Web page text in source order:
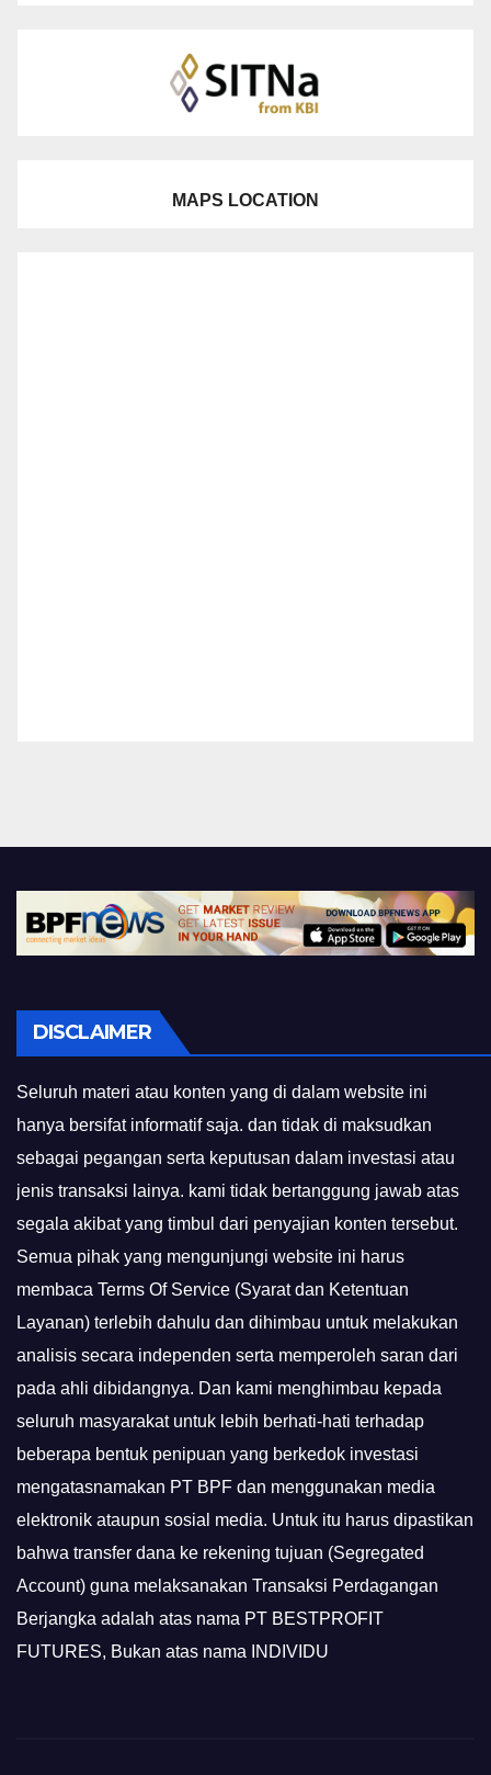
MAPS LOCATION
DISCLAIMER
Seluruh materi atau konten yang di dalam website ini
hanya bersifat informatif saja. dan tidak di maksudkan
sebagai pegangan serta keputusan dalam investasi atau
jenis transaksi lainya. kami tidak bertanggung jawab atas
segala akibat yang timbul dari penyajian konten tersebut.
Semua pihak yang mengunjungi website ini harus
membaca Terms Of Service (Syarat dan Ketentuan
Layanan) terlebih dahulu dan dihimbau untuk melakukan
analisis secara independen serta memperoleh saran dari
pada ahli dibidangnya. Dan kami menghimbau kepada
seluruh masyarakat untuk lebih berhati-hati terhadap
beberapa bentuk penipuan yang berkedok investasi
mengatasnamakan PT BPF dan menggunakan media
elektronik ataupun sosial media. Untuk itu harus dipastikan
bahwa transfer dana ke rekening tujuan (Segregated
Account) guna melaksanakan Transaksi Perdagangan
Berjangka adalah atas nama PT BESTPROFIT
FUTURES, Bukan atas nama INDIVIDU